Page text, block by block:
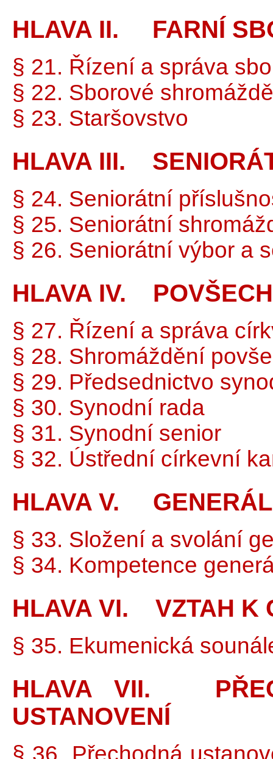
HLAVA II. FARNÍ
§ 21. Řízení a správa
§ 22. Sborové
§ 23. Staršovstvo
HLAVA III.
§ 24. Seniorátní
§ 25. Seniorátní
§ 26. Seniorátní výbor a
HLAVA IV.
§ 27. Řízení a správa
§ 28. Shromáždění
§ 29. Předsednictvo
§ 30. Synodní rada
§ 31. Synodní senior
§ 32. Ústřední církevní
HLAVA V.
§ 33. Složení a svolání
§ 34. Kompetence
HLAVA VI. VZTAH K
§ 35. Ekumenická
HLAVA VII.
USTANOVENÍ